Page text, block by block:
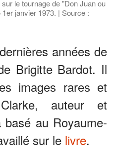
le tournage de "Don Juan ou
janvier 1973. | Source :
années de
Brigitte Bardot. Il
images rares et
auteur et
au Royaume-
sur le livre.